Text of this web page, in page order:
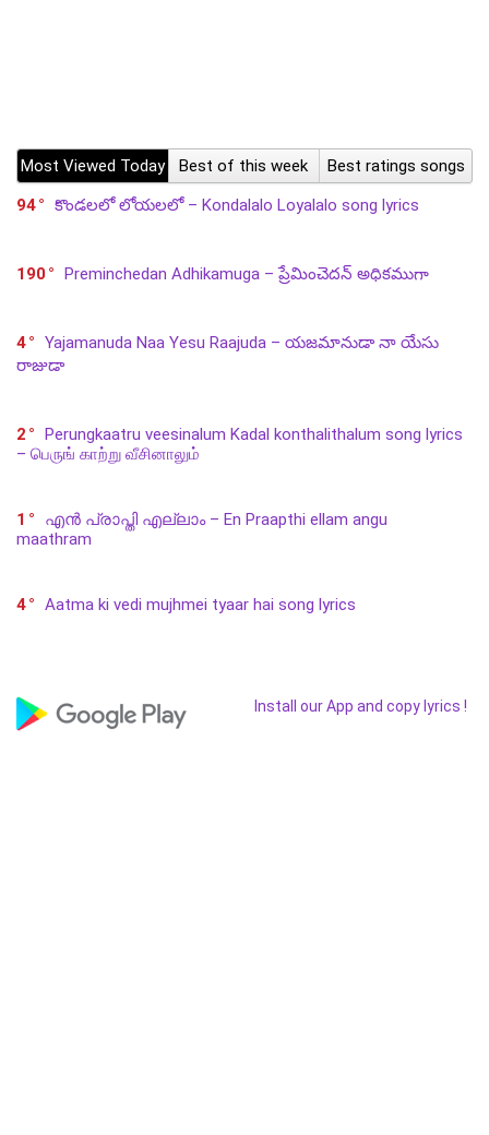
Most Viewed Today Best of this week
Best ratings songs
94
కొండలలో లోయలలో – Kondalalo Loyalalo song lyrics
190 Preminchedan Adhikamuga – ప్రేమించెదన్ అధికముగా
4
Yajamanuda Naa Yesu Raajuda – యజమానుడా నా యేసు
రాజుడా
2
Perungkaatru veesinalum Kadal konthalithalum song lyrics
– பெருங் காற்று வீசினாலும்
1
എൻ പ്രാപ്തി എല്ലാം – En Praapthi ellam angu
maathram
4 Aatma ki vedi mujhmei tyaar hai song lyrics
Install our App and copy lyrics !